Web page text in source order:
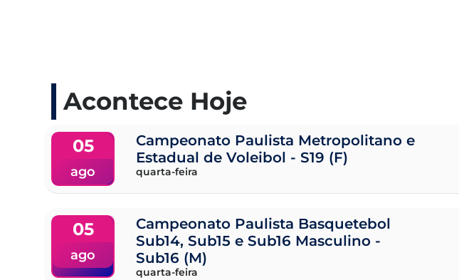
Acontece Hoje
05
ago
Campeonato Paulista Metropolitano e
Estadual de Voleibol - S19 (F)
quarta-feira
05
ago
Campeonato Paulista Basquetebol
Sub14, Sub15 e Sub16 Masculino -
Sub16 (M)
quarta-feira